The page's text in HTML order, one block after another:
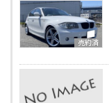
売約済